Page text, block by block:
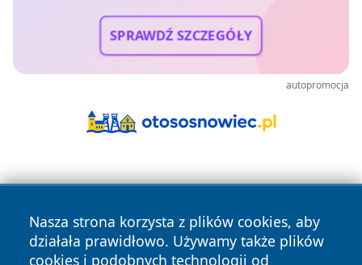
SPRAWDŹ SZCZEGÓŁY
autopromocja
Nasza strona korzysta z plików cookies, aby
działała prawidłowo. Używamy także plików
cookies i podobnych technologii od